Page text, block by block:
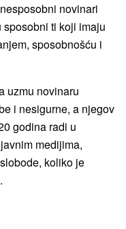
novinari
ti koji imaju
sposobnošću i
uzmu novinaru
i nesigurne, a njegov
godina radi u
medijima,
koliko je